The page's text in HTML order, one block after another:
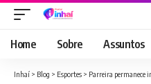
Home Sobre Assuntos
Inhaí > Blog > Esportes > Parreira permanece